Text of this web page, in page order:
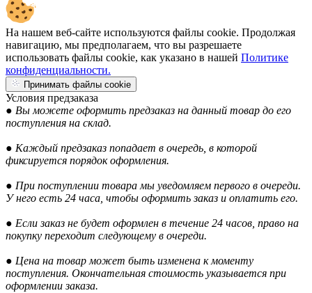
На нашем веб-сайте используются файлы cookie. Продолжая
навигацию, мы предполагаем, что вы разрешаете
использовать файлы cookie, как указано в нашей Политике
конфиденциальности.
Принимать файлы cookie
Условия предзаказа
● Вы можете оформить предзаказ на данный товар до его
поступления на склад.
● Каждый предзаказ попадает в очередь, в которой
фиксируется порядок оформления.
● При поступлении товара мы уведомляем первого в очереди.
У него есть 24 часа, чтобы оформить заказ и оплатить его.
● Если заказ не будет оформлен в течение 24 часов, право на
покупку переходит следующему в очереди.
● Цена на товар может быть изменена к моменту
поступления. Окончательная стоимость указывается при
оформлении заказа.